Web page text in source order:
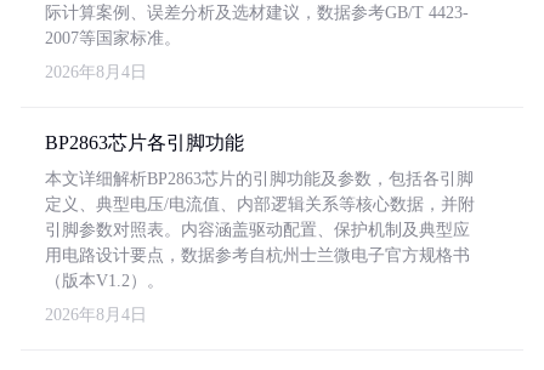
际计算案例、误差分析及选材建议，数据参考GB/T 4423-
2007等国家标准。
2026年8月4日
BP2863芯片各引脚功能
本文详细解析BP2863芯片的引脚功能及参数，包括各引脚
定义、典型电压/电流值、内部逻辑关系等核心数据，并附
引脚参数对照表。内容涵盖驱动配置、保护机制及典型应
用电路设计要点，数据参考自杭州士兰微电子官方规格书
（版本V1.2）。
2026年8月4日